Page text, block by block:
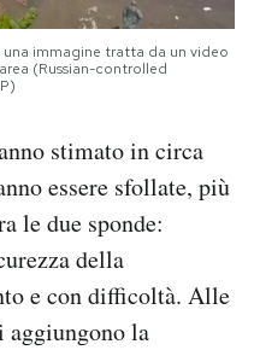
una immagine tratta da un video
(Russian-controlled
stimato in circa
essere sfollate, più
le due sponde:
della
e con difficoltà. Alle
aggiungono la